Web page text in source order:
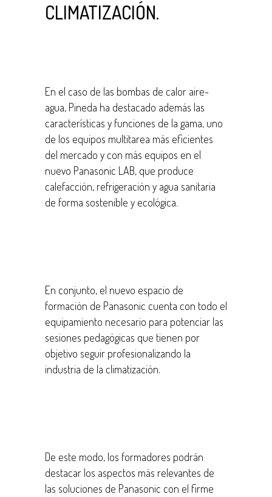
CLIMATIZACIÓN.
En el caso de las bombas de calor aire-
agua, Pineda ha destacado además las
características y funciones de la gama, uno
de los equipos multitarea más eficientes
del mercado y con más equipos en el
nuevo Panasonic LAB, que produce
calefacción, refrigeración y agua sanitaria
de forma sostenible y ecológica.
En conjunto, el nuevo espacio de
formación de Panasonic cuenta con todo el
equipamiento necesario para potenciar las
sesiones pedagógicas que tienen por
objetivo seguir profesionalizando la
industria de la climatización.
De este modo, los formadores podrán
destacar los aspectos más relevantes de
las soluciones de Panasonic con el firme